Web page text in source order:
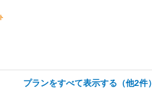
プランをすべて表示する（他2件）